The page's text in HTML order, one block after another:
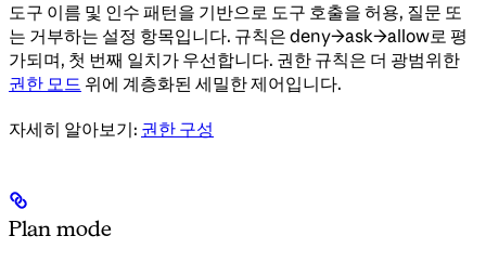
도구 이름 및 인수 패턴을 기반으로 도구 호출을 허용, 질문 또
는 거부하는 설정 항목입니다. 규칙은 deny→ask→allow로 평
가되며, 첫 번째 일치가 우선합니다. 권한 규칙은 더 광범위한
권한 모드 위에 계층화된 세밀한 제어입니다.
자세히 알아보기: 권한 구성
Plan mode